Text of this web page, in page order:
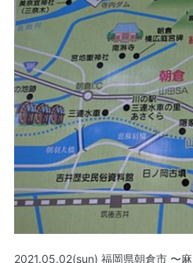
2021.05.02(sun) 福岡県朝倉市 〜